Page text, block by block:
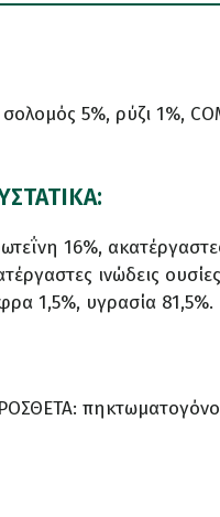
5%, ρύζι 1%,
16%,
ινώδεις
1,5%, υγρασία 81,5%.